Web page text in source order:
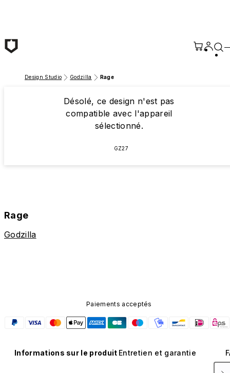
Design Studio Godzilla Rage
Désolé, ce design n'est pas
compatible avec l'appareil
sélectionné.
GZ27
Rage
Godzilla
Paiements acceptés
Informations sur le produit Entretien et garantie